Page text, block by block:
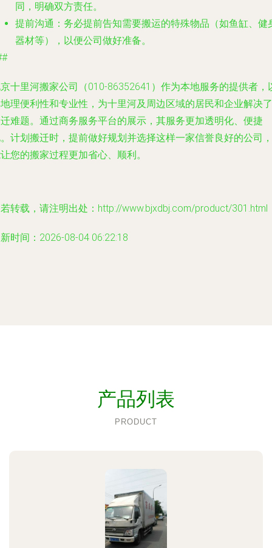
同，明确双方责任。
提前沟通 ：务必提前告知需要搬运的特殊物品（如鱼缸、健
器材等），以便公司做好准备。
十里河搬家公司（010-86352641）作为本地服务的提供者，
理便利性和专业性，为十里河及周边区域的居民和企业解决了
难题。通过商务服务平台的展示，其服务更加透明化、便捷
计划搬迁时，提前做好规划并选择这样一家信誉良好的公司，
您的搬家过程更加省心、顺利。
转载，请注明出处：http://www.bjxdbj.com/product/301.html
时间：2026-08-04 06:22:18
产品列表
PRODUCT